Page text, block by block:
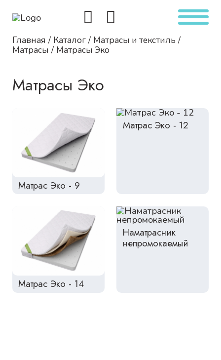
Главная Каталог
Матрасы и текстиль
Матрасы
Матрасы Эко
Матрасы Эко
Матрас Эко - 9
Матрас Эко - 12
Матрас Эко - 14
Наматрасник
непромокаемый